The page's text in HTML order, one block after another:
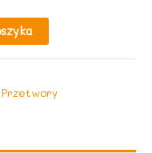
Przetwory